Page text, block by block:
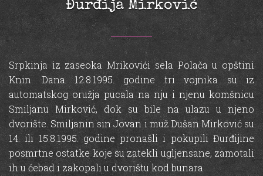
Đurđija Mirković
Srpkinja iz zaseoka Mrikovići sela Polača u opštini
Knin. Dana 12.8.1995. godine tri vojnika su iz
automatskog oružja pucala na nju i njenu komšnicu
Smiljanu Mirković, dok su bile na ulazu u njeno
dvorište. Smiljanin sin Jovan i muž Dušan Mirković su
14. ili 15.8.1995. godine pronašli i pokupili Đurđijine
posmrtne ostatke koje su zatekli ugljensane, zamotali
ih u ćebad i zakopali u dvorištu kod bunara.